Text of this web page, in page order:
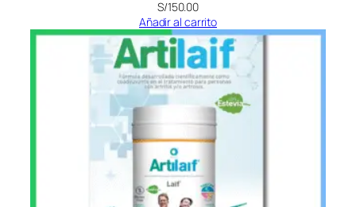
S/150.00
Añadir al carrito